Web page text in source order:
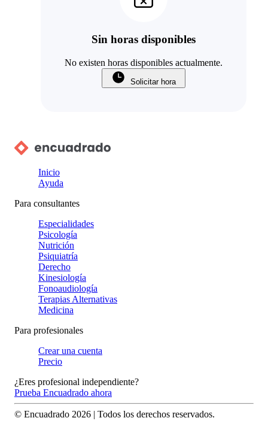
Sin horas disponibles
No existen horas disponibles actualmente.
Solicitar hora
Inicio
Ayuda
Para consultantes
Especialidades
Psicología
Nutrición
Psiquiatría
Derecho
Kinesiología
Fonoaudiología
Terapias Alternativas
Medicina
Para profesionales
Crear una cuenta
Precio
¿Eres profesional independiente?
Prueba Encuadrado ahora
© Encuadrado 2026 | Todos los derechos reservados.